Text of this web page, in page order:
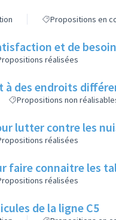
Propositions en
et de
réalisées
des endroits
Propositions non
lutter contre les
réalisées
faire connaitre les
réalisées
de la ligne C5